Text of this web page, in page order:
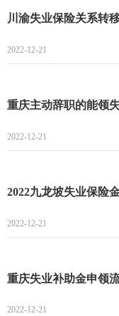
2022-12-21
2022-12-21
2022-12-21
重庆失业补助金申领
2022-12-21